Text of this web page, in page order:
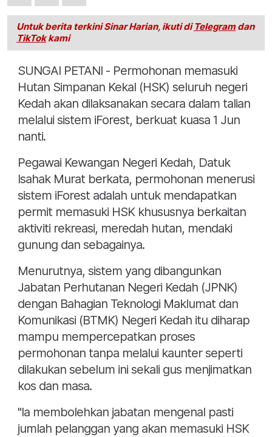
Untuk berita terkini Sinar Harian, ikuti di Telegramdan
TikTokkami
SUNGAI PETANI - Permohonan memasuki
Hutan Simpanan Kekal (HSK) seluruh negeri
Kedah akan dilaksanakan secara dalam talian
melalui sistem iForest, berkuat kuasa 1 Jun
nanti.
Pegawai Kewangan Negeri Kedah, Datuk
Isahak Murat berkata, permohonan menerusi
sistem iForest adalah untuk mendapatkan
permit memasuki HSK khususnya berkaitan
aktiviti rekreasi, meredah hutan, mendaki
gunung dan sebagainya.
Menurutnya, sistem yang dibangunkan
Jabatan Perhutanan Negeri Kedah (JPNK)
dengan Bahagian Teknologi Maklumat dan
Komunikasi (BTMK) Negeri Kedah itu diharap
mampu mempercepatkan proses
permohonan tanpa melalui kaunter seperti
dilakukan sebelum ini sekali gus menjimatkan
kos dan masa.
"Ia membolehkan jabatan mengenal pasti
jumlah pelanggan yang akan memasuki HSK